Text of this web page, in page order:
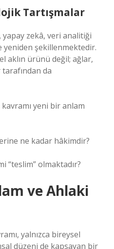
Tartışmalar
zekâ, veri analitiği
şekillenmektedir.
aklın ürünü değil; ağlar,
da
yeni bir anlam
ne kadar hâkimdir?
“teslim” olmaktadır?
ve Ahlaki
yalnızca bireysel
düzeni de kapsayan bir